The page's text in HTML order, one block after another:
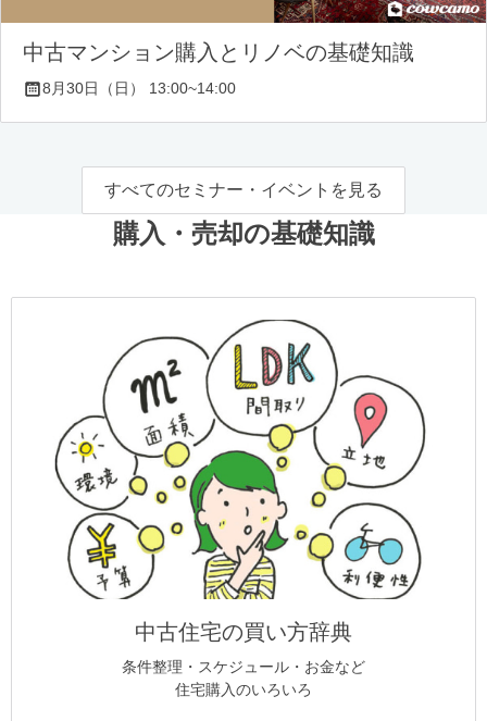
中古マンション購入とリノベの基礎知識
8月30日（日） 13:00~14:00
すべてのセミナー・イベントを見る
購入・売却の基礎知識
中古住宅の買い方辞典
条件整理・スケジュール・お金など
住宅購入のいろいろ